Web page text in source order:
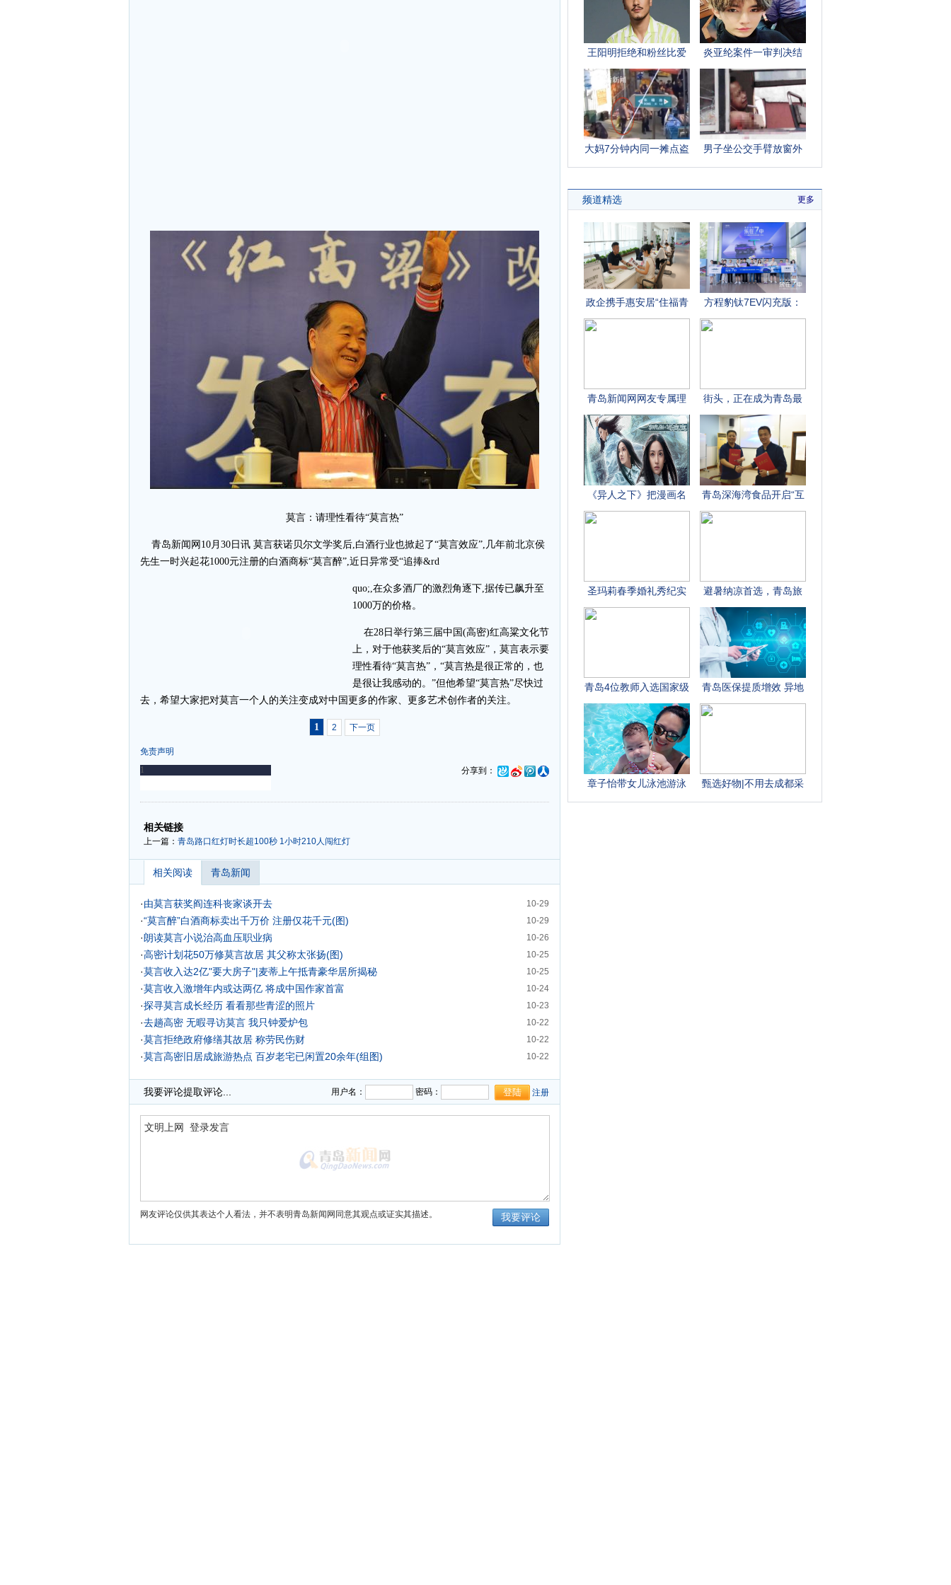
莫言：请理性看待“莫言热”
青岛新闻网10月30日讯 莫言获诺贝尔文学奖后,白酒行业也掀起了“莫言效应”,几年前北京侯
先生一时兴起花1000元注册的白酒商标“莫言醉”,近日异常受“追捧&rd
quo;,在众多酒厂的激烈角逐下,据传已飙升至
1000万的价格。
在28日举行第三届中国(高密)红高粱文化节
上，对于他获奖后的“莫言效应”，莫言表示要
理性看待“莫言热” ，“莫言热是很正常的，也
是很让我感动的。”但他希望“莫言热”尽快过
去，希望大家把对莫言一个人的关注变成对中国更多的作家、更多艺术创作者的关注。
1 2 下一页
免责声明
分享到：
-
相关链接
上一篇： 青岛路口红灯时长超100秒 1小时210人闯红灯
相关阅读 青岛新闻
10-29
·由莫言获奖阎连科丧家谈开去
10-29
·“莫言醉”白酒商标卖出千万价 注册仅花千元(图)
10-26
·朗读莫言小说治高血压职业病
10-25
·高密计划花50万修莫言故居 其父称太张扬(图)
10-25
·莫言收入达2亿"要大房子"|麦蒂上午抵青豪华居所揭秘
10-24
·莫言收入激增年内或达两亿 将成中国作家首富
10-23
·探寻莫言成长经历 看看那些青涩的照片
10-22
·去趟高密 无暇寻访莫言 我只钟爱炉包
10-22
·莫言拒绝政府修缮其故居 称劳民伤财
10-22
·莫言高密旧居成旅游热点 百岁老宅已闲置20余年(组图)
我要评论提取评论... 用户名： 密码： 注册
网友评论仅供其表达个人看法，并不表明青岛新闻网同意其观点或证实其描述。